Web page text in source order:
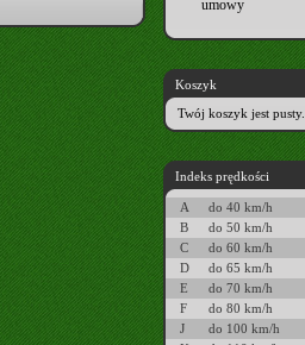
umowy
Koszyk
Twój koszyk jest pusty.
Indeks prędkości
A do 40 km/h
B
do 50 km/h
C
do 60 km/h
D
do 65 km/h
E
do 70 km/h
F
do 80 km/h
J
do 100 km/h